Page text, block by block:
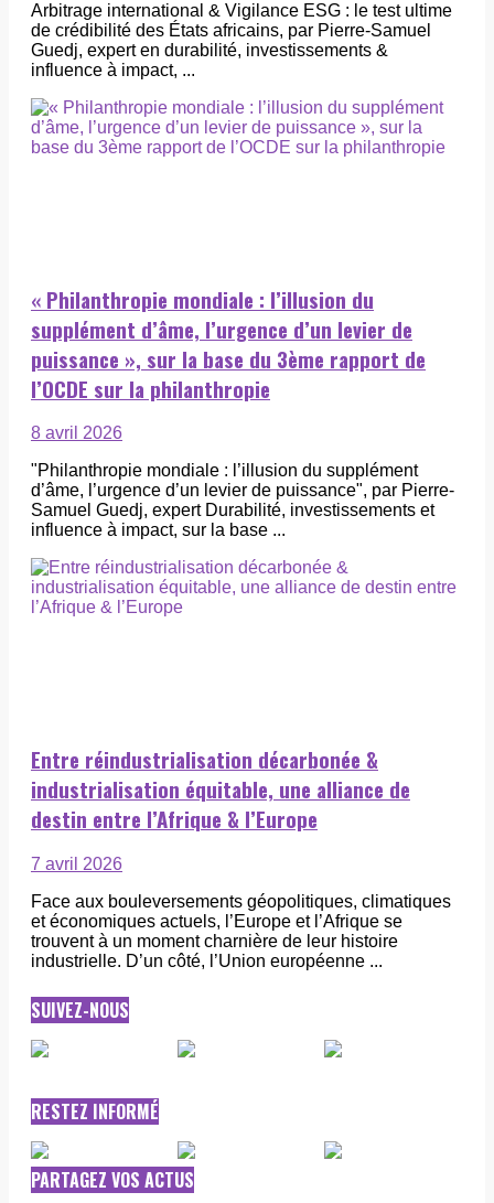
Arbitrage international & Vigilance ESG : le test ultime
de crédibilité des États africains, par Pierre-Samuel
Guedj, expert en durabilité, investissements &
influence à impact, ...
« Philanthropie mondiale : l’illusion du
supplément d’âme, l’urgence d’un levier de
puissance », sur la base du 3ème rapport de
l’OCDE sur la philanthropie
8 avril 2026
"Philanthropie mondiale : l’illusion du supplément
d’âme, l’urgence d’un levier de puissance", par Pierre-
Samuel Guedj, expert Durabilité, investissements et
influence à impact, sur la base ...
Entre réindustrialisation décarbonée &
industrialisation équitable, une alliance de
destin entre l’Afrique & l’Europe
7 avril 2026
Face aux bouleversements géopolitiques, climatiques
et économiques actuels, l’Europe et l’Afrique se
trouvent à un moment charnière de leur histoire
industrielle. D’un côté, l’Union européenne ...
SUIVEZ-NOUS
RESTEZ INFORMÉ
PARTAGEZ VOS ACTUS